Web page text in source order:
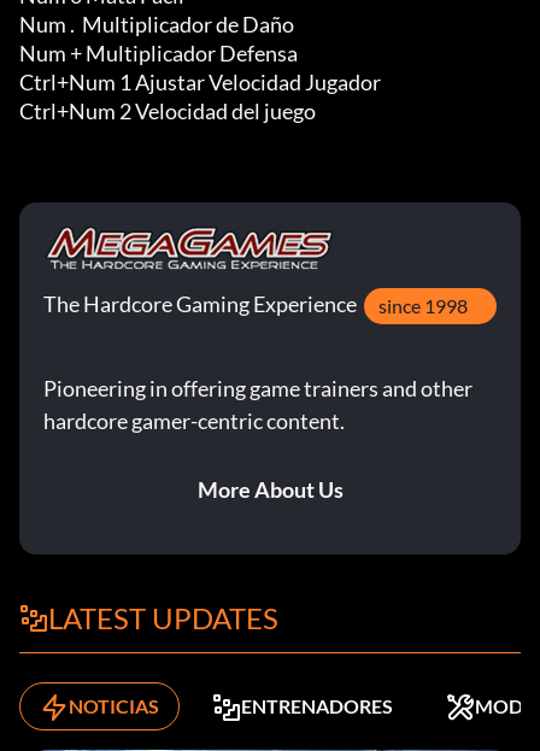
Num .  Multiplicador de Daño
Num + Multiplicador Defensa
Ctrl+Num 1 Ajustar Velocidad Jugador
Ctrl+Num 2 Velocidad del juego
The Hardcore Gaming Experience since 1998
Pioneering in offering game trainers and other
hardcore gamer-centric content.
More About Us
LATEST UPDATES
NOTICIAS ENTRENADORES MODS